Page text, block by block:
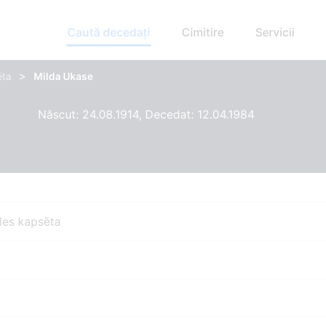
Caută decedați Cimitire Servicii
> Milda Ukase
Născut: 24.08.1914, Decedat: 12.04.1984
kapsēta